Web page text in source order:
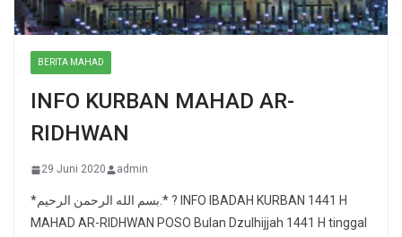
BERITA MAHAD
INFO KURBAN MAHAD AR-
RIDHWAN
29 Juni 2020 admin
*بسم الله الرحمن الرحيم.* ? INFO IBADAH KURBAN 1441 H
MAHAD AR-RIDHWAN POSO Bulan Dzulhijjah 1441 H tinggal